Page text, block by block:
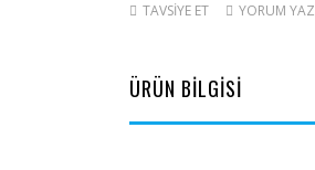
TAVSİYE ET YORUM YAZ
ÜRÜN BİLGİSİ